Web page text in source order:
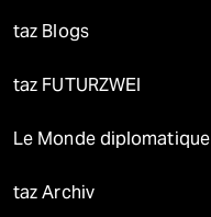
taz Blogs
taz FUTURZWEI
Le Monde diplomatique
taz Archiv